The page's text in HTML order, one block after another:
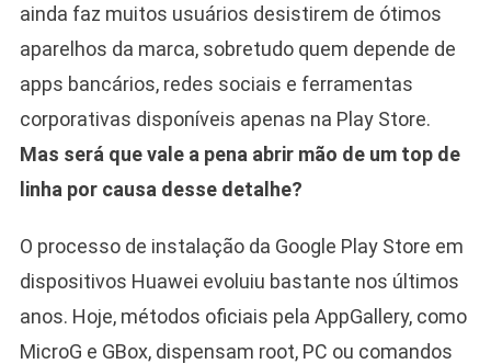
ainda faz muitos usuários desistirem de ótimos
aparelhos da marca, sobretudo quem depende de
apps bancários, redes sociais e ferramentas
corporativas disponíveis apenas na Play Store.
Mas será que vale a pena abrir mão de um top de
linha por causa desse detalhe?
O processo de instalação da Google Play Store em
dispositivos Huawei evoluiu bastante nos últimos
anos. Hoje, métodos oficiais pela AppGallery, como
MicroG e GBox, dispensam root, PC ou comandos